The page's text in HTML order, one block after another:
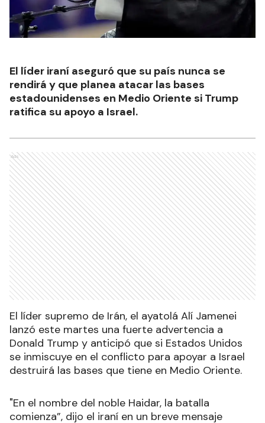
El líder iraní aseguró que su país nunca se
rendirá y que planea atacar las bases
estadounidenses en Medio Oriente si Trump
ratifica su apoyo a Israel.
Ads
El líder supremo de Irán, el ayatolá Alí Jamenei
lanzó este martes una fuerte advertencia a
Donald Trump y anticipó que si Estados Unidos
se inmiscuye en el conflicto para apoyar a Israel
destruirá las bases que tiene en Medio Oriente.
"En el nombre del noble Haidar, la batalla
comienza”, dijo el iraní en un breve mensaje